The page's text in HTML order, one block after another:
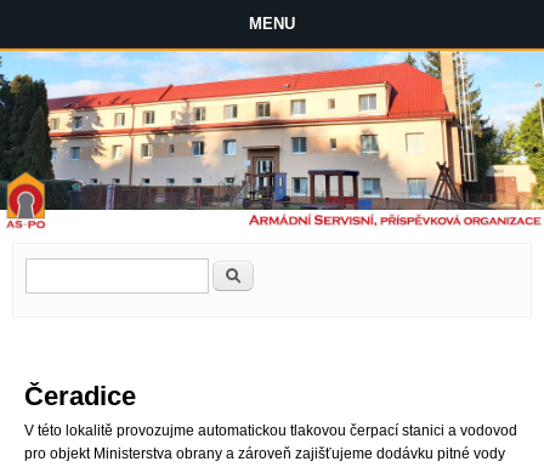
MENU
Čeradice
V této lokalitě provozujme automatickou tlakovou čerpací stanici a vodovod
pro objekt Ministerstva obrany a zároveň zajišťujeme dodávku pitné vody